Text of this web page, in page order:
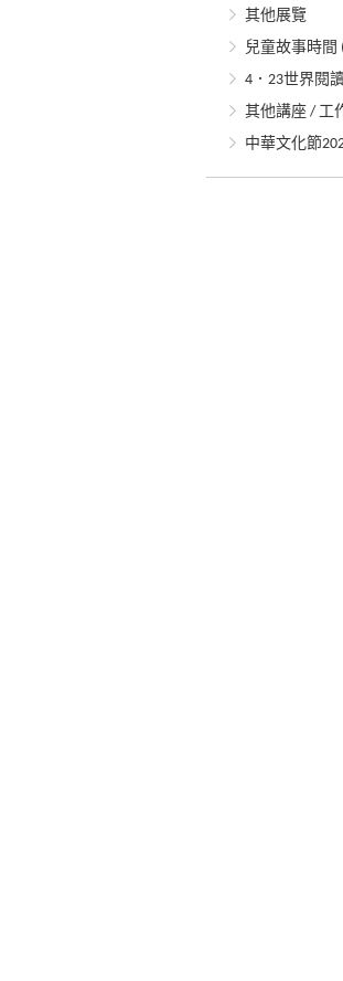
其他展覽
兒童故事時間
4．23世界閱
其他講座 / 工
中華文化節